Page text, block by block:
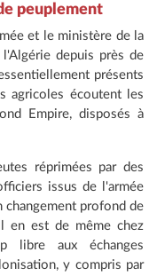
peuplement
et le ministère de la
depuis près de
présents
agricoles écoutent les
Empire, disposés à
réprimées par des
issus de l'armée
changement profond de
en est de même chez
libre aux échanges
y compris par